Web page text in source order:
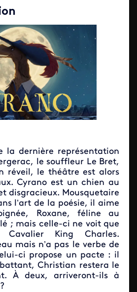
la dernière représentation
le souffleur Le Bret,
réveil, le théâtre est alors
Cyrano est un chien au
disgracieux. Mousquetaire
l’art de la poésie, il aime
Roxane, féline au
; mais celle-ci ne voit que
King Charles.
mais n’a pas le verbe de
ci propose un pacte : il
Christian restera le
À deux, arriveront-ils à